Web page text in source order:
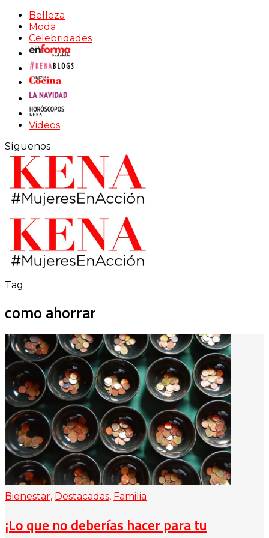
Belleza
Moda
Celebridades
Videos
Síguenos
Tag
como ahorrar
Bienestar, Destacadas, Familia
¡Lo que no deberías hacer para tu